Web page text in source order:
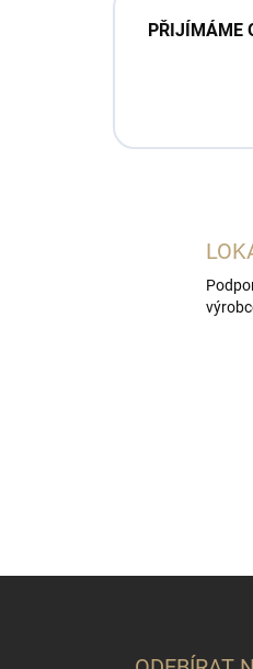
PŘIJÍMÁME